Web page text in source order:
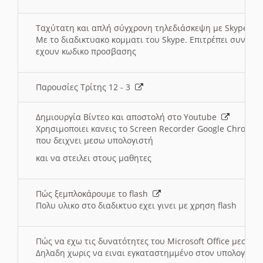
Ταχύτατη και απλή σύγχρονη τηλεδιάσκεψη με Skype
Με το διαδικτυακο κομματι του Skype. Επιτρέπει
εχουν κωδικο προσβασης
Παρουσίες Τρίτης 12 - 3
Δημιουργία Βίντεο και αποστολή στο Youtube
Χρησιμοποιει κανεις το Screen Recorder Google Chrome
που δειχνει μεσω υπολογιστή
και να στειλει στους μαθητες
Πώς ξεμπλοκάρουμε το flash
Πολυ υλικο στο διαδικτυο εχει γινει με χρηση flash
Πώς να εχω τις δυνατότητες του Microsoft Office μεσω
Δηλαδη χωρις να ειναι εγκαταστημμένο στον